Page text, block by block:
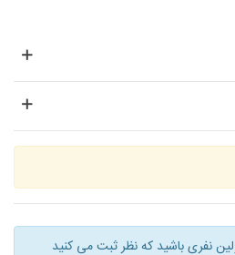
نفری باشید که نظر ثبت می کنید